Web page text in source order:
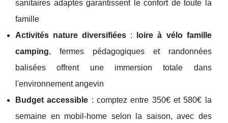
sanitaires adaptés garantissent le confort de toute la
famille
Activités nature diversifiées :
loire à vélo famille
camping, fermes pédagogiques et randonnées
balisées offrent une immersion totale dans
l'environnement angevin
Budget accessible : comptez entre 350€ et 580€ la
semaine en mobil-home selon la saison, avec des